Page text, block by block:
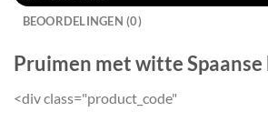
BEOORDELINGEN (0)
Pruimen met witte Spaanse
<div class="product_code"